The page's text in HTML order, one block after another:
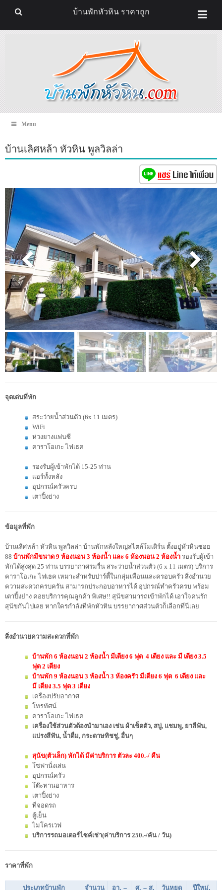
Menu
บ้านเลิศหล้า หัวหิน พูลวิลล่า
จุดเด่นที่พัก
สระว่ายน้ำส่วนตัว (6x 11 เมตร)
WiFi
ห่วงยางแฟนซี
คาราโอเกะ ไฟเธค
รองรับผู้เข้าพักได้ 15-25 ท่าน
แอร์ทั้งหลัง
อุปกรณ์ครัวครบ
เตาปิ้งย่าง
ข้อมูลที่พัก
บ้านเลิศหล้า หัวหิน พูลวิลล่า บ้านพักหลังใหญ่สไตล์โมเดิร์น ตั้งอยู่หัวหินซอย
88 บ้านพักมีขนาด 9 ห้องนอน 3 ห้องน้ำ และ 6 ห้องนอน 2 ห้องน้ำ รองรับผู้เข้า
พักได้สูงสุด 25 ท่าน บรรยากาศร่มรื่น สระว่ายน้ำส่วนตัว (6 x 11 เมตร) บริการ
คาราโอเกะ ไฟเธค เหมาะสำหรับปาร์ตี้ในกลุ่มเพื่อนและครอบครัว สิ่งอำนวย
ความสะดวกครบครัน สามารถประกอบอาหารได้ อุปกรณ์ทำครัวครบ พร้อม
เตาปิ้งย่าง คอยบริการคุณลูกค้า พิเศษ!! สุนัขสามารถเข้าพักได้ เอาใจคนรัก
สุนัขกันไปเลย หากใครกำลังที่พักหัวหิน บรรยากาศส่วนตัวก็เลือกที่นี่เลย
สิ่งอำนวยความสะดวกที่พัก
บ้านพัก 6 ห้องนอน 2 ห้องน้ำ มีเตียง 6 ฟุต 4 เตียง และ มี เตียง 3.5
ฟุต 2 เตียง
บ้านพัก 9 ห้องนอน 3 ห้องน้ำ 3 ห้องครัว มีเตียง 6 ฟุต 6 เตียง และ
มี เตียง 3.5 ฟุต 3 เตียง
เครื่องปรับอากาศ
โทรทัศน์
คาราโอเกะ ไฟเธค
เครื่องใช้ส่วนตัวต้องนำมาเอง เช่น ผ้าเช็ดตัว, สบู่, แชมพู, ยาสีฟัน,
แปรงสีฟัน, น้ำดื่ม, กระดาษทิชชู่, อื่นๆ
สุนัข(ตัวเล็ก) พักได้ มีค่าบริการ ตัวละ 400.-/ คืน
โซฟานั่งเล่น
อุปกรณ์ครัว
โต๊ะทานอาหาร
เตาปิ้งย่าง
ที่จอดรถ
ตู้เย็น
ไมโครเวฟ
บริการรถมอเตอร์ไซค์เช่า(ค่าบริการ 250.-/คัน / วัน)
ราคาที่พัก
ประเภทบ้านพัก จำนวน อา. – ศ. – ส. วันหยุด ปีใหม่,
บ้านพักหัวหิน ราคาถูก